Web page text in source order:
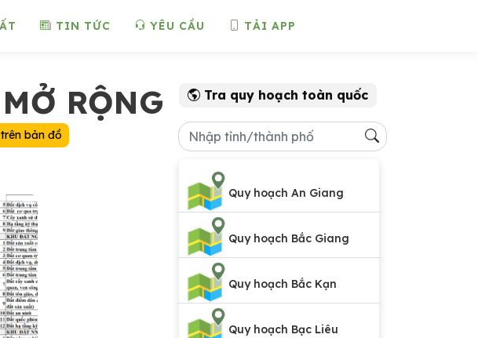
TIN TỨC YÊU CẦU TẢI APP
RỘNG
bản đồ
Tra quy hoạch toàn quốc
Quy hoạch An Giang
Quy hoạch Bắc Giang
Quy hoạch Bắc Kạn
Quy hoạch Bạc Liêu